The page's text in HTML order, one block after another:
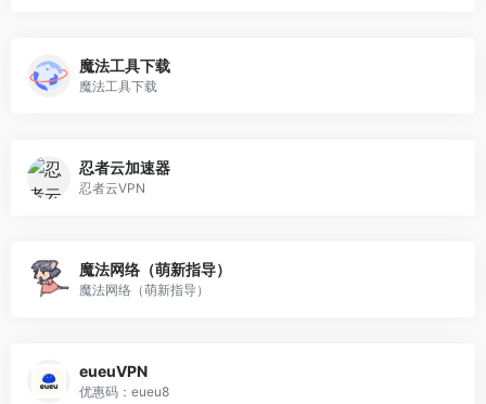
魔法工具下载
魔法工具下载
忍者云加速器
忍者云VPN
魔法网络（萌新指导）
魔法网络（萌新指导）
eueuVPN
优惠码：eueu8